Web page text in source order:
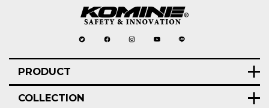
PRODUCT
COLLECTION